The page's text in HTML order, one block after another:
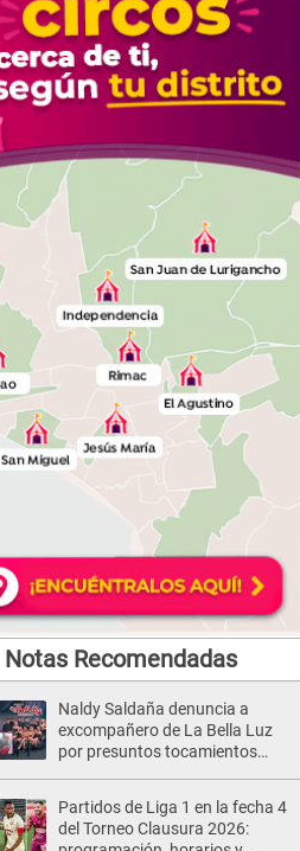
Notas Recomendadas
Naldy Saldaña denuncia a
excompañero de La Bella Luz
por presuntos tocamientos
Partidos de Liga 1 en la fecha 4
del Torneo Clausura 2026: